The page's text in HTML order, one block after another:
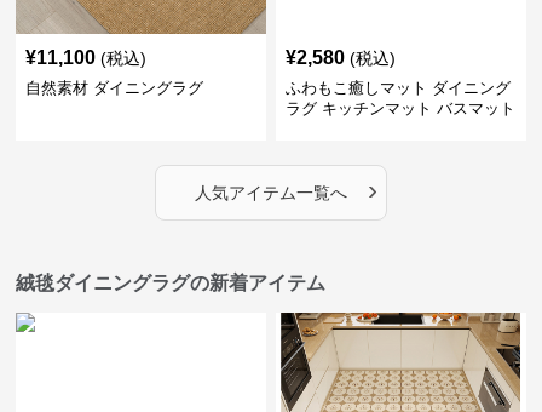
¥11,100 (税込)
自然素材 ダイニングラグ
¥2,580 (税込)
ふわもこ癒しマット ダイニング
ラグ キッチンマット バスマット
人気アイテム一覧へ ›
絨毯ダイニングラグの新着アイテム